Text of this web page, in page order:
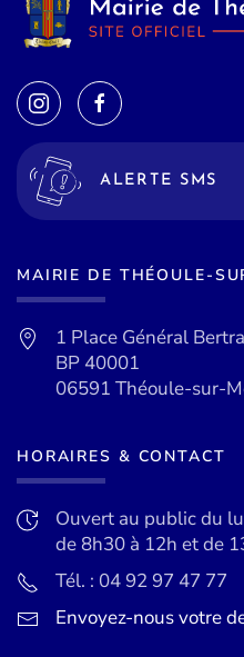
ALERTE SMS
MAIRIE DE THÉOULE-
1 Place Général
BP 40001
06591 Théoule-sur-
HORAIRES & CONTACT
Ouvert au public du
de 8h30 à 12h et de
Tél. : 04 92 97 47 77
Envoyez-nous votre